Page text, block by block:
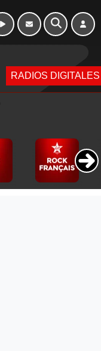
RADIOS DIGITALES
16h - 20h